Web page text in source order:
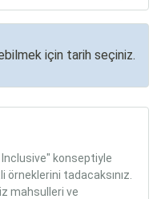
için tarih seçiniz.
konseptiyle
örneklerini tadacaksınız.
mahsulleri ve